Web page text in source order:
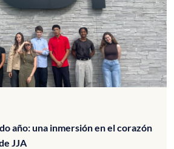
año: una inmersión en el corazón
JJA